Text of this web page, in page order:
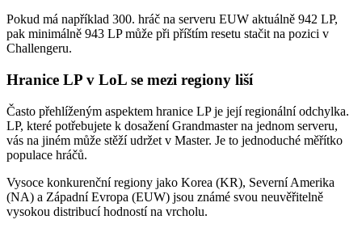
Pokud má například 300. hráč na serveru EUW aktuálně 942 LP,
pak minimálně 943 LP může při příštím resetu stačit na pozici v
Challengeru.
Hranice LP v LoL se mezi regiony liší
Často přehlíženým aspektem hranice LP je její regionální odchylka.
LP, které potřebujete k dosažení Grandmaster na jednom serveru,
vás na jiném může stěží udržet v Master. Je to jednoduché měřítko
populace hráčů.
Vysoce konkurenční regiony jako Korea (KR), Severní Amerika
(NA) a Západní Evropa (EUW) jsou známé svou neuvěřitelně
vysokou distribucí hodností na vrcholu.